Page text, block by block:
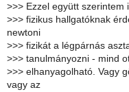
>>> Ezzel együtt szerintem
>>> fizikus hallgatóknak
newtoni
>>> fizikát a légpárnás
>>> tanulmányozni - mind
>>> elhanyagolható. Vagy
vagy az